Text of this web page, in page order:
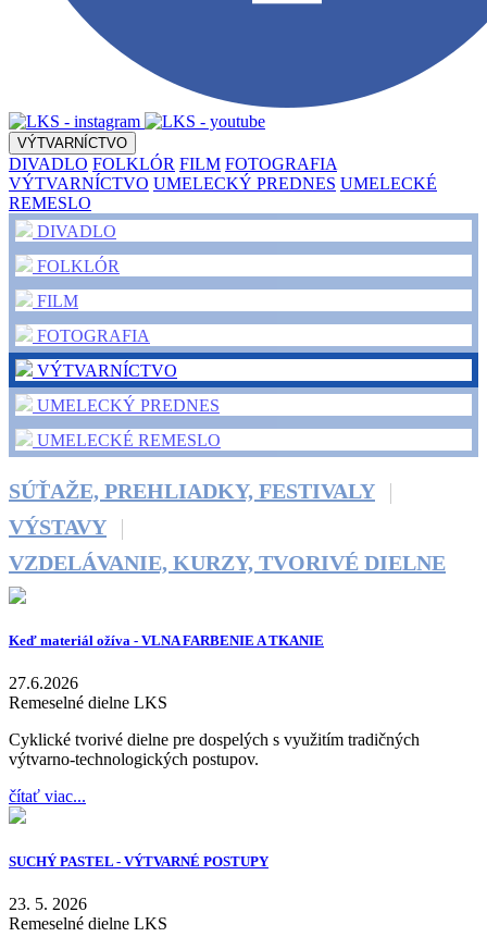
VÝTVARNÍCTVO
DIVADLO FOLKLÓR FILM FOTOGRAFIA
VÝTVARNÍCTVO UMELECKÝ PREDNES UMELECKÉ
REMESLO
DIVADLO
FOLKLÓR
FILM
FOTOGRAFIA
VÝTVARNÍCTVO
UMELECKÝ PREDNES
UMELECKÉ REMESLO
SÚŤAŽE, PREHLIADKY, FESTIVALY
VÝSTAVY
VZDELÁVANIE, KURZY, TVORIVÉ DIELNE
Keď materiál ožíva - VLNA FARBENIE A TKANIE
27.6.2026
Remeselné dielne LKS
Cyklické tvorivé dielne pre dospelých s využitím tradičných
výtvarno-technologických postupov.
čítať viac...
SUCHÝ PASTEL - VÝTVARNÉ POSTUPY
23. 5. 2026
Remeselné dielne LKS